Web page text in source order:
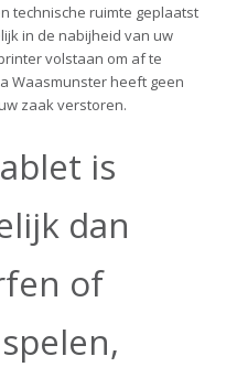
technische ruimte geplaatst
in de nabijheid van uw
volstaan om af te
Waasmunster heeft geen
zaak verstoren.
is
dan
of